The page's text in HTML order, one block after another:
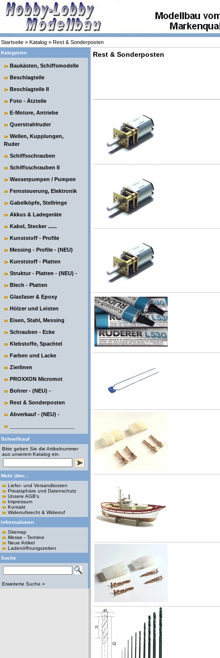
Startseite » Katalog » Rest & Sonderposten
Kategorien
Baukästen, Schiffsmodelle
Beschlagteile
Beschlagteile II
Foto - Ätzteile
E-Motore, Antriebe
Querstrahlruder
Wellen, Kupplungen,
Ruder
Schiffsschrauben
Schiffsschrauben II
Wasserpumpen / Pumpen
Fernsteuerung, Elektronik
Gabelköpfe, Stellringe
Akkus & Ladegeräte
Kabel, Stecker ......
Kunststoff - Profile
Messing - Profile - (NEU)
Kunststoff - Platten
Struktur - Platten - (NEU) -
Blech - Platten
Glasfaser & Epoxy
Hölzer und Leisten
Eisen, Stahl, Messing
Schrauben - Ecke
Klebstoffe, Spachtel
Farben und Lacke
Zierlinen
PROXXON Micromot
Bohrer - (NEU) -
Rest & Sonderposten
Abverkauf - (NEU) -
Schnellkauf
Bitte geben Sie die Artikelnummer
aus unserem Katalog ein.
Mehr über...
Liefer- und Versandkosten
Privatsphäre und Datenschutz
Unsere AGB's
Impressum
Kontakt
Widerrufsrecht & Widerruf
Informationen
Sitemap
Messe - Termine
Neue Artikel
Ladenöffnungszeiten
Suche
Erweiterte Suche »
Rest & Sonderposten